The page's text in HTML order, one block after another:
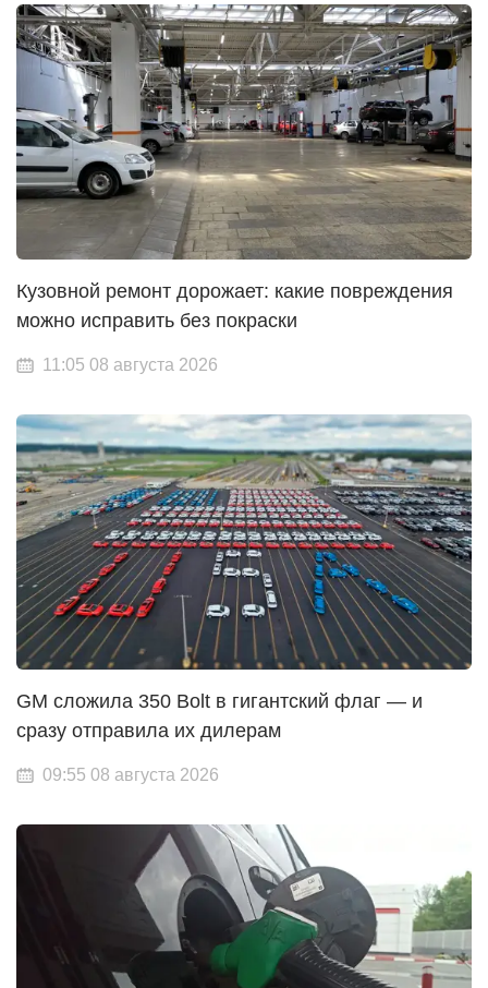
Кузовной ремонт дорожает: какие повреждения
можно исправить без покраски
11:05 08 августа 2026
GM сложила 350 Bolt в гигантский флаг — и
сразу отправила их дилерам
09:55 08 августа 2026